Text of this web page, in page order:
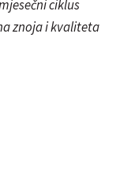
ciklus
znoja i kvaliteta